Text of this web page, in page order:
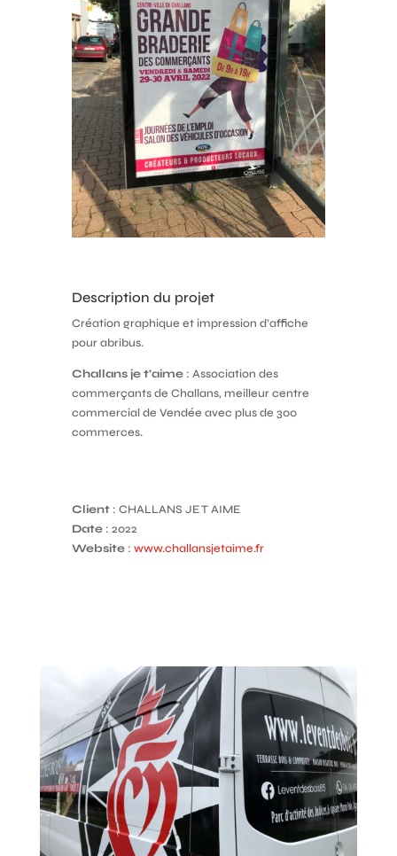
Description du projet
Création graphique et impression d’affiche
pour abribus.
Challans je t’aime: Association des
commerçants de Challans, meilleur centre
commercial de Vendée avec plus de 300
commerces.
Client : CHALLANS JE T AIME
Date : 2022
Website: www.challansjetaime.fr